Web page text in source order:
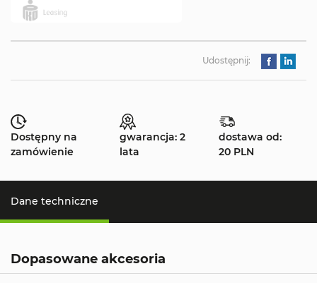
Udostępnij:
Dostępny na
zamówienie
gwarancja: 2
lata
dostawa od:
20 PLN
Dane techniczne
Dopasowane akcesoria